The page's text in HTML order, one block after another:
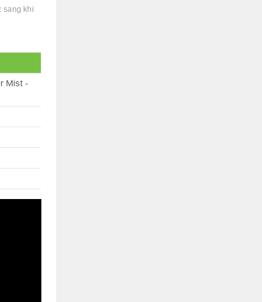
sang khi
Mist -